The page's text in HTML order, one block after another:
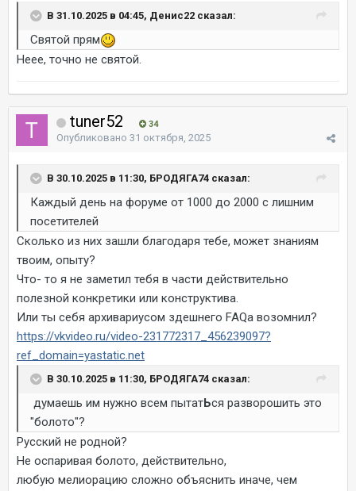
В 31.10.2025 в 04:45, Денис22 сказал:
Святой прям
Неее, точно не святой.
tuner52 34
Опубликовано 31 октября, 2025
В 30.10.2025 в 11:30, БРОДЯГА74 сказал:
Каждый день на форуме от 1000 до 2000 с лишним
посетителей
Сколько из них зашли благодаря тебе, может знаниям
твоим, опыту?
Что- то я не заметил тебя в части действительно
полезной конкретики или конструктива.
Или ты себя архивариусом здешнего FAQa возомнил?
https://vkvideo.ru/video-231772317_456239097?
ref_domain=yastatic.net
В 30.10.2025 в 11:30, БРОДЯГА74 сказал:
думаешь им нужно всем пытатЬся разворошить это
"болото"?
Русский не родной?
Не оспаривая болото, действительно,
любую мелиорацию сложно объяснить иначе, чем